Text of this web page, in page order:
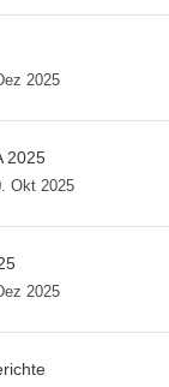
2025
2025
Okt 2025
2025